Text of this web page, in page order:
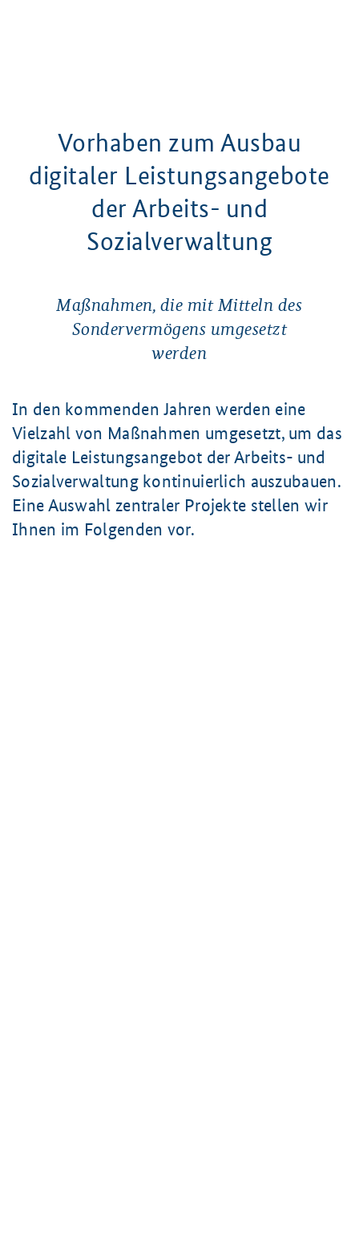
Vorhaben zum Ausbau
digitaler Leistungsangebote
der Arbeits- und
Sozialverwaltung
Maßnahmen, die mit Mitteln des
Sondervermögens umgesetzt
werden
In den kommenden Jahren werden eine
Vielzahl von Maßnahmen umgesetzt, um das
digitale Leistungsangebot der Arbeits- und
Sozialverwaltung kontinuierlich auszubauen.
Eine Auswahl zentraler Projekte stellen wir
Ihnen im Folgenden vor.